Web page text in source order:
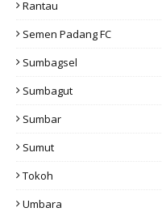
Rantau
Semen Padang FC
Sumbagsel
Sumbagut
Sumbar
Sumut
Tokoh
Umbara